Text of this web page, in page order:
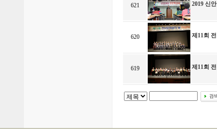
621 2019 신
620 제11회
619 제11회